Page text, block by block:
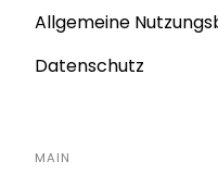
Allgemeine
Datenschutz
MAIN